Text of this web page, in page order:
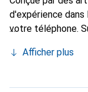
d'expérience
votre téléphone.
accessoire chic et
haute qualité, la
Afficher plus